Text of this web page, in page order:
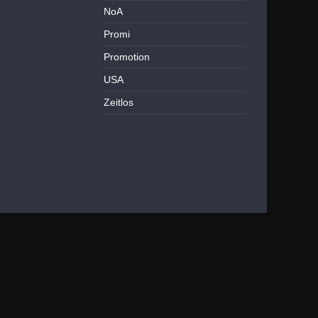
NoA
Promi
Promotion
USA
Zeitlos